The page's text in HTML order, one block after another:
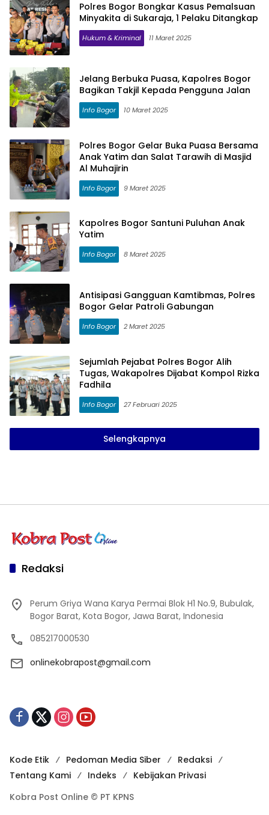
Polres Bogor Bongkar Kasus Pemalsuan
Minyakita di Sukaraja, 1 Pelaku Ditangkap
Hukum & Kriminal 11 Maret 2025
Jelang Berbuka Puasa, Kapolres Bogor
Bagikan Takjil Kepada Pengguna Jalan
Info Bogor 10 Maret 2025
Polres Bogor Gelar Buka Puasa Bersama
Anak Yatim dan Salat Tarawih di Masjid
Al Muhajirin
Info Bogor 9 Maret 2025
Kapolres Bogor Santuni Puluhan Anak
Yatim
Info Bogor 8 Maret 2025
Antisipasi Gangguan Kamtibmas, Polres
Bogor Gelar Patroli Gabungan
Info Bogor 2 Maret 2025
Sejumlah Pejabat Polres Bogor Alih
Tugas, Wakapolres Dijabat Kompol Rizka
Fadhila
Info Bogor 27 Februari 2025
Selengkapnya
Redaksi
Perum Griya Wana Karya Permai Blok H1 No.9, Bubulak,
Bogor Barat, Kota Bogor, Jawa Barat, Indonesia
085217000530
onlinekobrapost@gmail.com
Kode Etik Pedoman Media Siber
Redaksi
Tentang Kami
Indeks
Kebijakan Privasi
Kobra Post Online © PT KPNS